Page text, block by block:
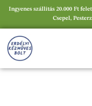
Ingyenes szállítás 20.000 Ft
Csepel,